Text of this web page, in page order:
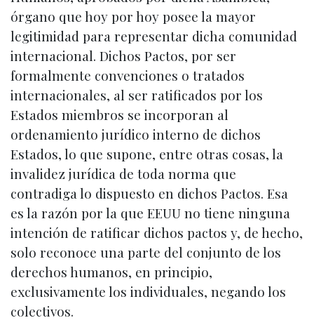
órgano que hoy por hoy posee la mayor
legitimidad para representar dicha comunidad
internacional. Dichos Pactos, por ser
formalmente convenciones o tratados
internacionales, al ser ratificados por los
Estados miembros se incorporan al
ordenamiento jurídico interno de dichos
Estados, lo que supone, entre otras cosas, la
invalidez jurídica de toda norma que
contradiga lo dispuesto en dichos Pactos. Esa
es la razón por la que EEUU no tiene ninguna
intención de ratificar dichos pactos y, de hecho,
solo reconoce una parte del conjunto de los
derechos humanos, en principio,
exclusivamente los individuales, negando los
colectivos.